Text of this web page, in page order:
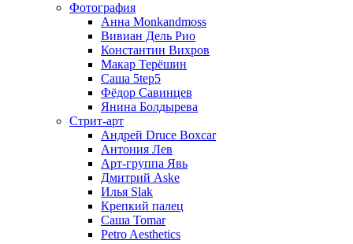
Фотография
Анна Monkandmoss
Вивиан Дель Рио
Константин Вихров
Макар Терёшин
Саша 5tep5
Фёдор Савинцев
Янина Болдырева
Стрит-арт
Андрей Druce Boxcar
Антония Лев
Арт-группа Явь
Дмитрий Aske
Илья Slak
Крепкий палец
Саша Tomar
Petro Aesthetics